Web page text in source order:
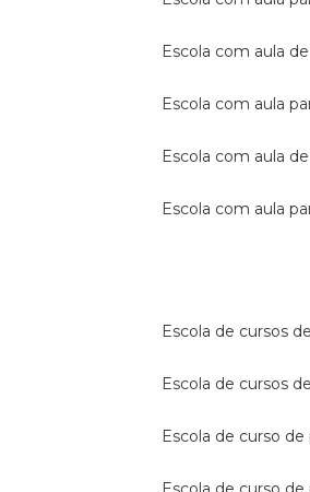
escola com aula
escola com aula
escola com aula
escola com aula
escola de cursos
escola de cursos
escola de curso